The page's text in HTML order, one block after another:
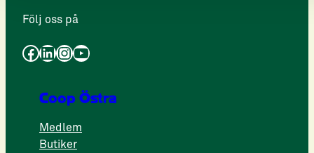
Följ oss på
Facebook LinkedIn InstagramYouTube
Coop Östra
Medlem
Butiker